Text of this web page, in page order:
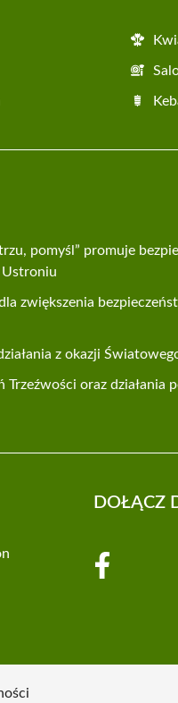
pomyśl” promuje
zwiększenia
z okazji
Trzeźwości oraz działania
DOŁĄCZ